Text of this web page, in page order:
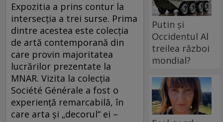
Expozitia a prins contur la
intersecția a trei surse. Prima
dintre acestea este colecția
de artă contemporană din
care provin majoritatea
lucrărilor prezentate la
MNAR. Vizita la colecția
Société Générale a fost o
experiență remarcabilă, în
care arta și „decorul“ ei –
Putin și
Occidentul Al
treilea război
mondial?